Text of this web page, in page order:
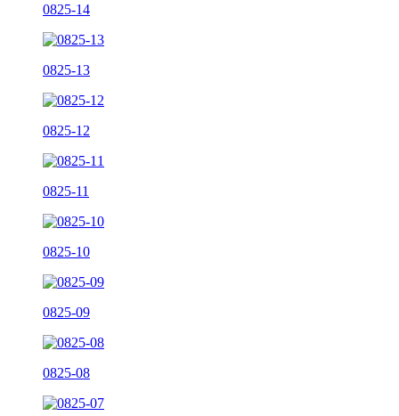
0825-14
0825-13
0825-12
0825-11
0825-10
0825-09
0825-08